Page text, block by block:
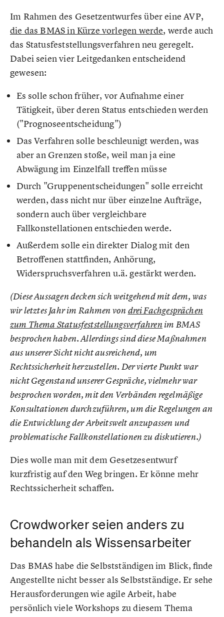
Im Rahmen des Gesetzentwurfes über eine AVP,
die das BMAS in Kürze vorlegen werde, werde auch
das Statusfeststellungsverfahren neu geregelt.
Dabei seien vier Leitgedanken entscheidend
gewesen:
Es solle schon früher, vor Aufnahme einer
Tätigkeit, über deren Status entschieden werden
("Prognoseentscheidung")
Das Verfahren solle beschleunigt werden, was
aber an Grenzen stoße, weil man ja eine
Abwägung im Einzelfall treffen müsse
Durch "Gruppenentscheidungen" solle erreicht
werden, dass nicht nur über einzelne Aufträge,
sondern auch über vergleichbare
Fallkonstellationen entschieden werde.
Außerdem solle ein direkter Dialog mit den
Betroffenen stattfinden, Anhörung,
Widerspruchsverfahren u.ä. gestärkt werden.
(Diese Aussagen decken sich weitgehend mit dem, was
wir letztes Jahr im Rahmen vondrei Fachgesprächen
zum Thema Statusfeststellungsverfahrenim BMAS
besprochen haben. Allerdings sind diese Maßnahmen
aus unserer Sicht nicht ausreichend, um
Rechtssicherheit herzustellen. Der vierte Punkt war
nicht Gegenstand unserer Gespräche, vielmehr war
besprochen worden, mit den Verbänden regelmäßige
Konsultationen durchzuführen, um die Regelungen an
die Entwicklung der Arbeitswelt anzupassen und
problematische Fallkonstellationen zu diskutieren.)
Dies wolle man mit dem Gesetzesentwurf
kurzfristig auf den Weg bringen. Er könne mehr
Rechtssicherheit schaffen.
Crowdworker seien anders zu
behandeln als Wissensarbeiter
Das BMAS habe die Selbstständigen im Blick, finde
Angestellte nicht besser als Selbstständige. Er sehe
Herausforderungen wie agile Arbeit, habe
persönlich viele Workshops zu diesem Thema